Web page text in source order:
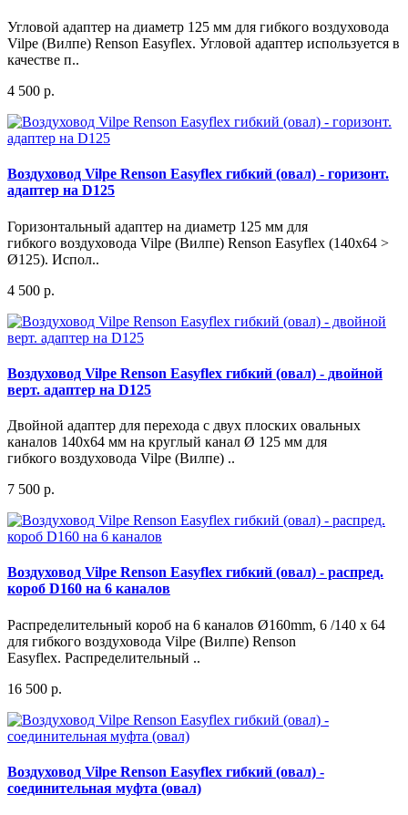
Угловой адаптер на диаметр 125 мм для гибкого воздуховода
Vilpe (Вилпе) Renson Easyflex. Угловой адаптер используется в
качестве п..
4 500 р.
Воздуховод Vilpe Renson Easyflex гибкий (овал) - горизонт.
адаптер на D125
Горизонтальный адаптер на диаметр 125 мм для
гибкого воздуховода Vilpe (Вилпе) Renson Easyflex (140x64 >
Ø125). Испол..
4 500 р.
Воздуховод Vilpe Renson Easyflex гибкий (овал) - двойной
верт. адаптер на D125
Двойной адаптер для перехода с двух плоских овальных
каналов 140х64 мм на круглый канал Ø 125 мм для
гибкого воздуховода Vilpe (Вилпе) ..
7 500 р.
Воздуховод Vilpe Renson Easyflex гибкий (овал) - распред.
короб D160 на 6 каналов
Распределительный короб на 6 каналов Ø160mm, 6 /140 x 64
для гибкого воздуховода Vilpe (Вилпе) Renson
Easyflex. Распределительный ..
16 500 р.
Воздуховод Vilpe Renson Easyflex гибкий (овал) -
соединительная муфта (овал)